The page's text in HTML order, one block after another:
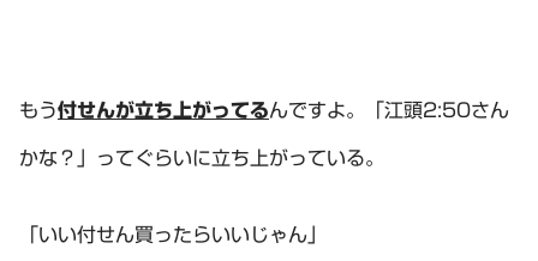
もう付せんが立ち上がってるんですよ。「江頭2:50さん
かな？」ってぐらいに立ち上がっている。
「いい付せん買ったらいいじゃん」